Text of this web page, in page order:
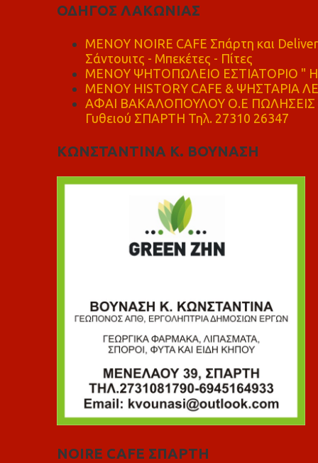
ΟΔΗΓΟΣ ΛΑΚΩΝΙΑΣ
MENOY NOIRE CAFE Σπάρτη και
Σάντουιτς - Μπεκέτες - Πίτες
ΜΕΝΟΥ ΨΗΤΟΠΩΛΕΙΟ ΕΣΤΙΑΤΟΡΙΟ "
ΜΕΝΟΥ HISTORY CAFE & ΨΗΣΤΑΡΙΑ
ΑΦΑΙ ΒΑΚΑΛΟΠΟΥΛΟΥ Ο.Ε ΠΩΛΗΣΕΙΣ
Γυθειού ΣΠΑΡΤΗ Τηλ. 27310 26347
ΚΩΝΣΤΑΝΤΙΝΑ Κ. ΒΟΥΝΑΣΗ
NOIRE CAFE ΣΠΑΡΤΗ